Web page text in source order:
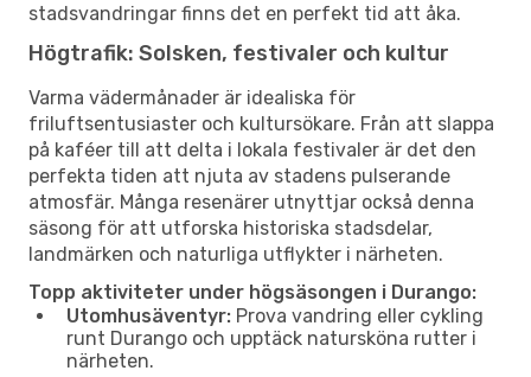
stadsvandringar finns det en perfekt tid att åka.
Högtrafik: Solsken, festivaler och kultur
Varma vädermånader är idealiska för
friluftsentusiaster och kultursökare. Från att slappa
på kaféer till att delta i lokala festivaler är det den
perfekta tiden att njuta av stadens pulserande
atmosfär. Många resenärer utnyttjar också denna
säsong för att utforska historiska stadsdelar,
landmärken och naturliga utflykter i närheten.
Topp aktiviteter under högsäsongen i Durango:
Utomhusäventyr: Prova vandring eller cykling
runt Durango och upptäck natursköna rutter i
närheten.